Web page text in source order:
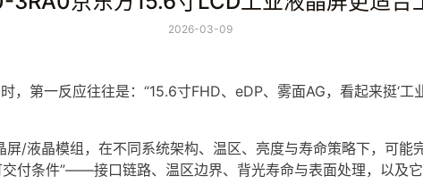
2026-03-09
第一反应往往是：“15.6寸FHD、 eDP、雾面AG，看起来挺‘
屏/液晶模组 ，在不同系统架构、温区、亮度与寿命策略下，可能
付条件”——接口链路、温区边界、背光寿命与表面处理，以及